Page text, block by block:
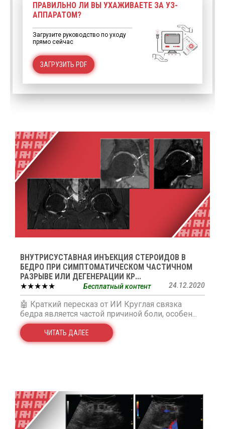
ПРАВИЛЬНО ЛИ ВЫ УХАЖИВАЕТЕ ЗА УЗ-
АППАРАТОМ?
Загрузите руководство по уходу
прямо сейчас
ЗАГРУЗИТЬ PDF
ВНУТРИСУСТАВНАЯ ИНЪЕКЦИЯ СТЕРОИДОВ В
БЕДРО ПРИ СИМПТОМАТИЧЕСКОМ ЧАСТИЧНОМ
РАЗРЫВЕ ИЛИ ДЕГЕНЕРАЦИИ КР...
★★★★★
24.12.2020
Бесплатный контент
🤖 Краткий пересказ от ИИ Круглая связка
бедра является частой причиной боли, особен...
ЧИТАТЬ ДАЛЕЕ